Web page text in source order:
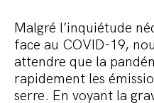
Malgré l’inquiétude
face au COVID-19,
attendre que la
rapidement les
serre. En voyant la